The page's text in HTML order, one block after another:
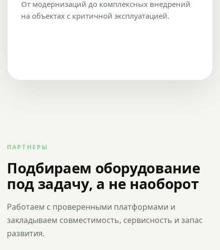
От модернизаций до комплексных внедрений
на объектах с критичной эксплуатацией.
ПАРТНЕРЫ
Подбираем оборудование
под задачу, а не наоборот
Работаем с проверенными платформами и
закладываем совместимость, сервисность и запас
развития.